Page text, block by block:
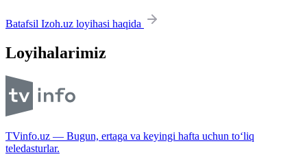
Batafsil Izoh.uz loyihasi haqida
Loyihalarimiz
TVinfo.uz — Bugun, ertaga va keyingi hafta uchun to‘liq
teledasturlar.